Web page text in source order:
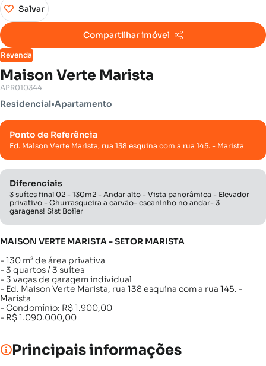
Revenda
Maison Verte Marista
Salvar
Compartilhar imóvel
APR010344
Residencial•Apartamento
Ponto de Referência
Ed. Maison Verte Marista, rua 138 esquina com a rua 145. - Marista
Diferenciais
3 suítes final 02 - 130m2 - Andar alto - Vista panorâmica - Elevador
privativo - Churrasqueira a carvão- escaninho no andar- 3
garagens! Sist Boiler
MAISON VERTE MARISTA - SETOR MARISTA
- 130 m² de área privativa
- 3 quartos / 3 suítes
- 3 vagas de garagem individual
- Ed. Maison Verte Marista, rua 138 esquina com a rua 145. -
Marista
- Condomínio: R$ 1.900,00
- R$ 1.090.000,00
Principais informações